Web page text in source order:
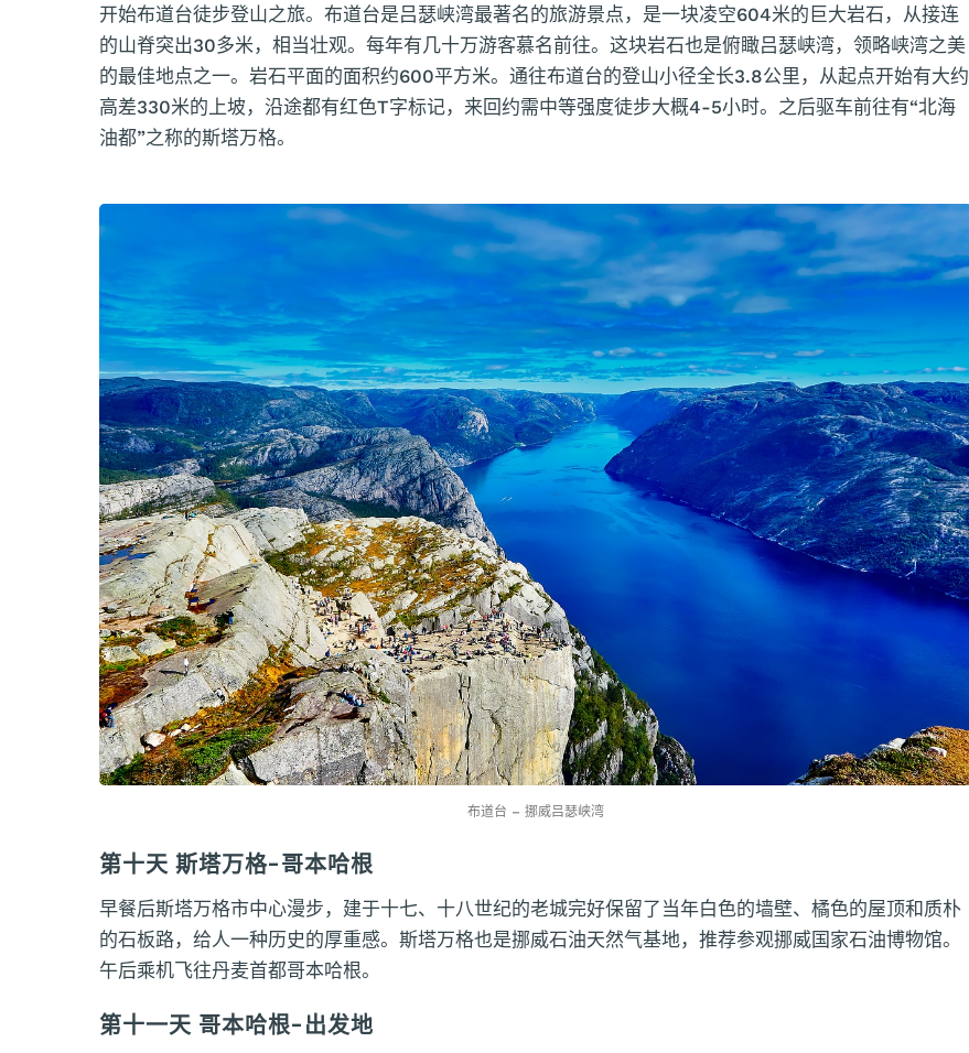
开始布道台徒步登山之旅。布道台是吕瑟峡湾最著名的旅游景点，是一块凌空604米的巨大岩石，从接连
的山脊突出30多米，相当壮观。每年有几十万游客慕名前往。这块岩石也是俯瞰吕瑟峡湾，领略峡湾之美
的最佳地点之一。岩石平面的面积约600平方米。通往布道台的登山小径全长3.8公里，从起点开始有大约
高差330米的上坡，沿途都有红色T字标记，来回约需中等强度徒步大概4-5小时。之后驱车前往有“北海
油都”之称的斯塔万格。
布道台 – 挪威吕瑟峡湾
第十天 斯塔万格-哥本哈根
早餐后斯塔万格市中心漫步，建于十七、十八世纪的老城完好保留了当年白色的墙壁、橘色的屋顶和质朴
的石板路，给人一种历史的厚重感。斯塔万格也是挪威石油天然气基地，推荐参观挪威国家石油博物馆。
午后乘机飞往丹麦首都哥本哈根。
第十一天 哥本哈根-出发地